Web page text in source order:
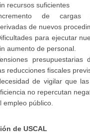
recursos suficientes
de cargas
de nuevos
para ejecutar
aumento de personal.
presupuestarias
reducciones fiscales
de vigilar que
no repercutan
empleo público.
de USCAL